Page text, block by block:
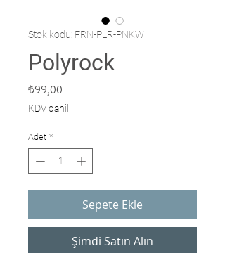
Stok kodu: FRN-PLR-PNKW
Polyrock
₺99,00
KDV dahil
Adet *
Sepete Ekle
Şimdi Satın Alın